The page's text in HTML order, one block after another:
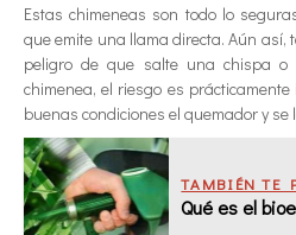
Estas chimeneas son todo lo
que emite una llama directa. Aún así,
peligro de que salte una chispa
chimenea, el riesgo es
buenas condiciones el quemador y
TAMBIÉN TE
Qué es el